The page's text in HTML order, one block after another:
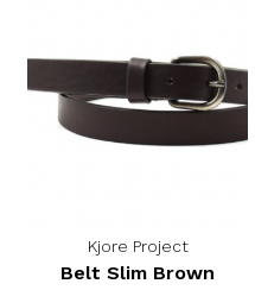
Kjore Project
Belt Slim Brown